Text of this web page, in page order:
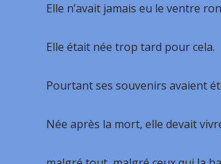
Elle n’avait jamais eu le ventre
Elle était née trop tard pour cela.
Pourtant ses souvenirs avaient
Née après la mort, elle devait